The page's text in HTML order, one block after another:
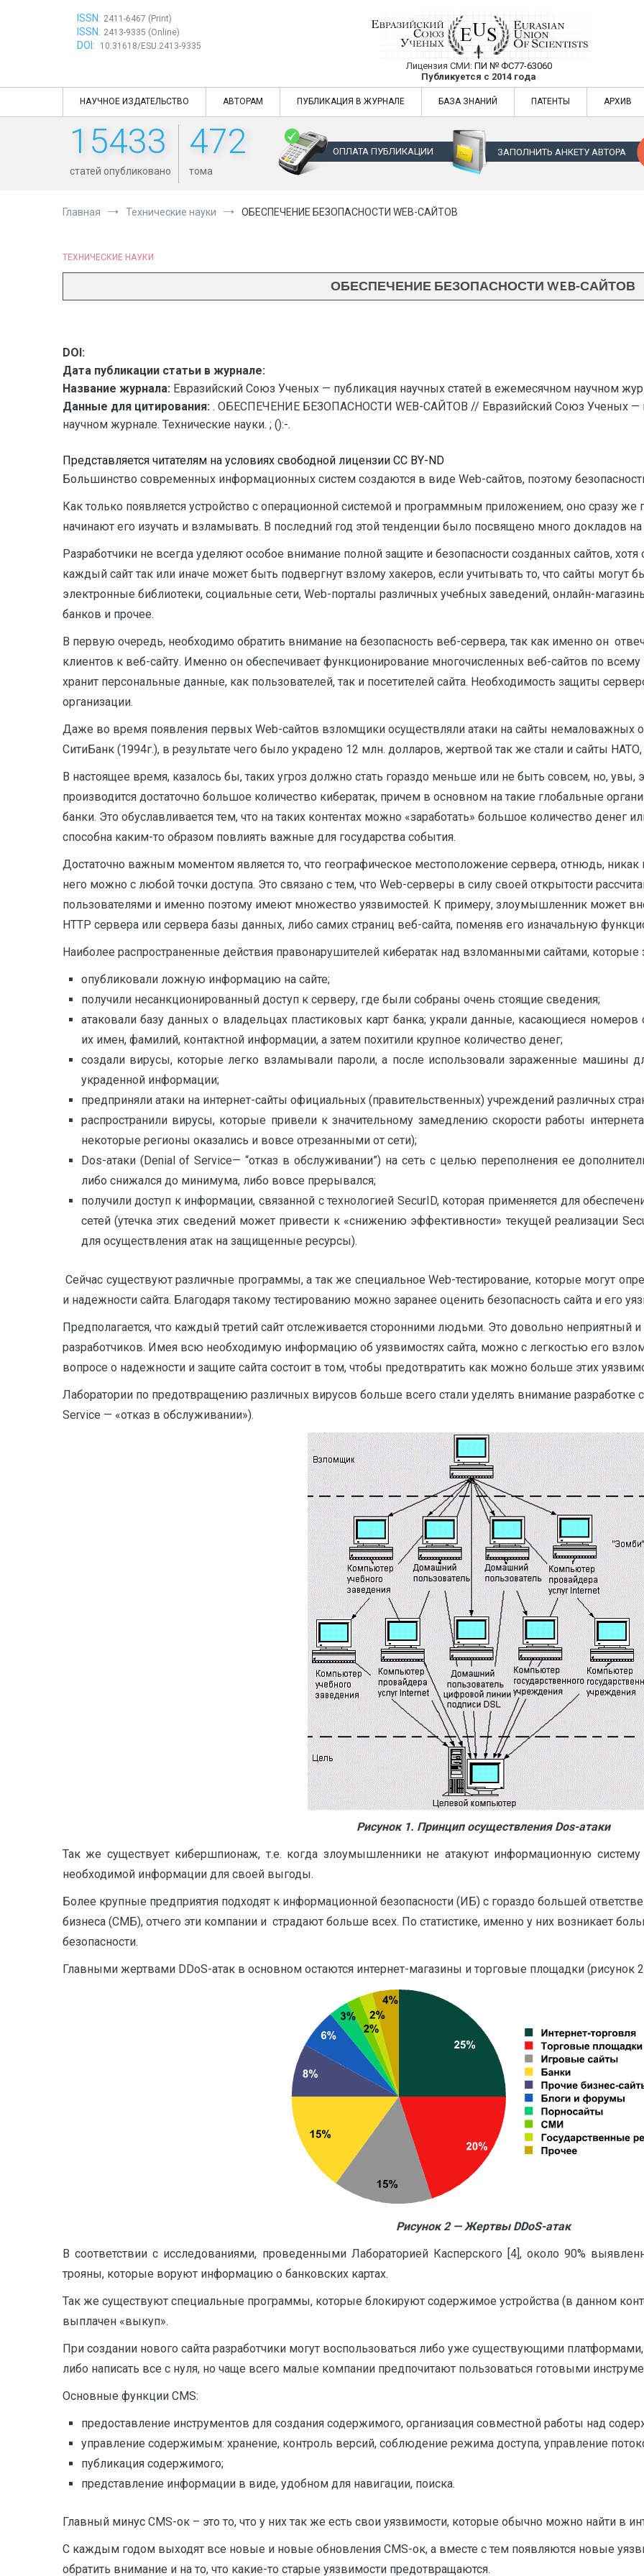
ISSN: 2411-6467 (Print)
ISSN: 2413-9335 (Online)
DOI: 10.31618/ESU.2413-9335
Евразийский Союз Ученых —
Лицензия СМИ: ПИ № ФС77-63060
Публикуется с 2014 года
Евразийский Союз Ученых — публикация научных статей в
НАУЧНОЕ ИЗДАТЕЛЬСТВО АВТОРАМ ПУБЛИКАЦИЯ В ЖУРНАЛЕ БАЗА ЗНАНИЙ ПАТЕНТЫ АРХИВ
15433
статей опубликовано
472
тома
ОПЛАТА ПУБЛИКАЦИИ ЗАПОЛНИТЬ АНКЕТУ АВТОРА
Главная Технические науки ОБЕСПЕЧЕНИЕ БЕЗОПАСНОСТИ WEB-САЙТОВ
ТЕХНИЧЕСКИЕ НАУКИ
ОБЕСПЕЧЕНИЕ БЕЗОПАСНОСТИ WEB-САЙТОВ
DOI:
Дата публикации статьи в журнале:
Название журнала: Евразийский Союз Ученых — публикация научных статей в ежемесячном научном
Данные для цитирования: . ОБЕСПЕЧЕНИЕ БЕЗОПАСНОСТИ WEB-САЙТОВ // Евразийский Союз Ученых —
научном журнале. Технические науки. ; ():-.
Представляется читателям на условиях свободной лицензии CC BY-ND
Большинство современных информационных систем создаются в виде Web-сайтов, поэтому
Как только появляется устройство с операционной системой и программным приложением, оно сразу
начинают его изучать и взламывать. В последний год этой тенденции было посвящено много докладов
Разработчики не всегда уделяют особое внимание полной защите и безопасности созданных сайтов,
каждый сайт так или иначе может быть подвергнут взлому хакеров, если учитывать то, что сайты могут
электронные библиотеки, социальные сети, Web-порталы различных учебных заведений, онлайн-
банков и прочее.
В первую очередь, необходимо обратить внимание на безопасность веб-сервера, так как именно он
клиентов к веб-сайту. Именно он обеспечивает функционирование многочисленных веб-сайтов по всему
хранит персональные данные, как пользователей, так и посетителей сайта. Необходимость защиты
организации.
Даже во время появления первых Web-сайтов взломщики осуществляли атаки на сайты немаловажных
СитиБанк (1994г.), в результате чего было украдено 12 млн. долларов, жертвой так же стали и сайты
В настоящее время, казалось бы, таких угроз должно стать гораздо меньше или не быть совсем, но, увы,
производится достаточно большое количество кибератак, причем в основном на такие глобальные
банки. Это обуславливается тем, что на таких контентах можно «заработать» большое количество
способна каким-то образом повлиять важные для государства события.
Достаточно важным моментом является то, что географическое местоположение сервера, отнюдь, никак
него можно с любой точки доступа. Это связано с тем, что Web-серверы в силу своей открытости
пользователями и именно поэтому имеют множество уязвимостей. К примеру, злоумышленник может
HTTP сервера или сервера базы данных, либо самих страниц веб-сайта, поменяв его изначальную
Наиболее распространенные действия правонарушителей кибератак над взломанными сайтами, которые
опубликовали ложную информацию на сайте;
получили несанкционированный доступ к серверу, где были собраны очень стоящие сведения;
атаковали базу данных о владельцах пластиковых карт банка; украли данные, касающиеся
их имен, фамилий, контактной информации, а затем похитили крупное количество денег;
создали вирусы, которые легко взламывали пароли, а после использовали зараженные машины
украденной информации;
предприняли атаки на интернет-сайты официальных (правительственных) учреждений различных
распространили вирусы, которые привели к значительному замедлению скорости работы
некоторые регионы оказались и вовсе отрезанными от сети);
Dos-атаки (Denial of Service— “отказ в обслуживании”) на сеть с целью переполнения ее
либо снижался до минимума, либо вовсе прерывался;
получили доступ к информации, связанной с технологией SecurID, которая применяется для
сетей (утечка этих сведений может привести к «снижению эффективности» текущей реализации
для осуществления атак на защищенные ресурсы).
Сейчас существуют различные программы, а так же специальное Web-тестирование, которые могут
и надежности сайта. Благодаря такому тестированию можно заранее оценить безопасность сайта и его
Предполагается, что каждый третий сайт отслеживается сторонними людьми. Это довольно неприятный
разработчиков. Имея всю необходимую информацию об уязвимостях сайта, можно с легкостью его
вопросе о надежности и защите сайта состоит в том, чтобы предотвратить как можно больше этих
Лаборатории по предотвращению различных вирусов больше всего стали уделять внимание разработке
Service — «отказ в обслуживании»).
Рисунок 1. Принцип осуществления Dos-атаки
Так же существует кибершпионаж, т.е. когда злоумышленники не атакуют информационную
необходимой информации для своей выгоды.
Более крупные предприятия подходят к информационной безопасности (ИБ) с гораздо большей
бизнеса (СМБ), отчего эти компании и страдают больше всех. По статистике, именно у них возникает
безопасности.
Главными жертвами DDoS-атак в основном остаются интернет-магазины и торговые площадки (рисунок
Рисунок 2 — Жертвы DDoS-атак
В соответствии с исследованиями, проведенными Лабораторией Касперского [4], около 90%
трояны, которые воруют информацию о банковских картах.
Так же существуют специальные программы, которые блокируют содержимое устройства (в данном
выплачен «выкуп».
При создании нового сайта разработчики могут воспользоваться либо уже существующими
либо написать все с нуля, но чаще всего малые компании предпочитают пользоваться готовыми
Основные функции CMS:
предоставление инструментов для создания содержимого, организация совместной работы над
управление содержимым: хранение, контроль версий, соблюдение режима доступа, управление
публикация содержимого;
представление информации в виде, удобном для навигации, поиска.
Главный минус CMS-ок – это то, что у них так же есть свои уязвимости, которые обычно можно найти в
С каждым годом выходят все новые и новые обновления CMS-ок, а вместе с тем появляются новые
обратить внимание и на то, что какие-то старые уязвимости предотвращаются.